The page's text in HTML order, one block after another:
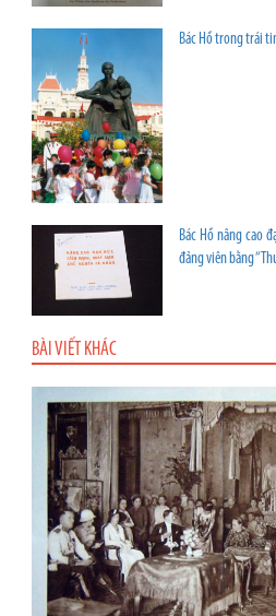
Bác Hồ trong trái
Bác Hồ nâng cao
đảng viên bằng
BÀI VIẾT KHÁC